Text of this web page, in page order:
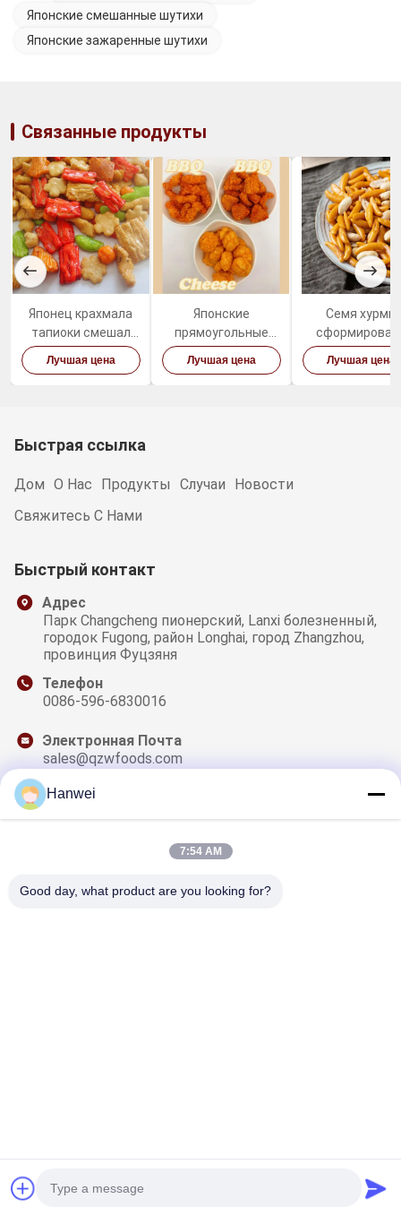
Японские смешанные шутихи
Японские зажаренные шутихи
Связанные продукты
Японец крахмала
тапиоки смешал
сало шутих риса
красочное
Лучшая цена
Японские
прямоугольные
жареные рисовые
крекеры
Лучшая цена
Семя хурмы
японских
риса жарит в
Лучшая цена
Быстрая ссылка
Дом О Нас Продукты Случаи
Новости
Свяжитесь С Нами
Быстрый контакт
Адрес
Парк Changcheng пионерский, Lanxi болезненный,
городок Fugong, район Longhai, город Zhangzhou,
провинция Фуцзяня
Телефон
0086-596-6830016
Электронная Почта
sales@qzwfoods.com
получения скидок и прочего.
Hanwei
7:54 AM
Good day, what product are you looking for?